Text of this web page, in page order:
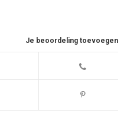
Je beoordeling toevoegen